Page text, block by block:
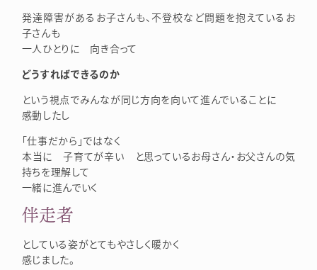
発達障害があるお子さんも、不登校など問題を抱えているお
子さんも
一人ひとりに 向き合って
どうすればできるのか
という視点でみんなが同じ方向を向いて進んでいることに
感動したし
「仕事だから」ではなく
本当に 子育てが辛い と思っているお母さん・お父さんの気
持ちを理解して
一緒に進んでいく
伴走者
としている姿がとてもやさしく暖かく
感じました。